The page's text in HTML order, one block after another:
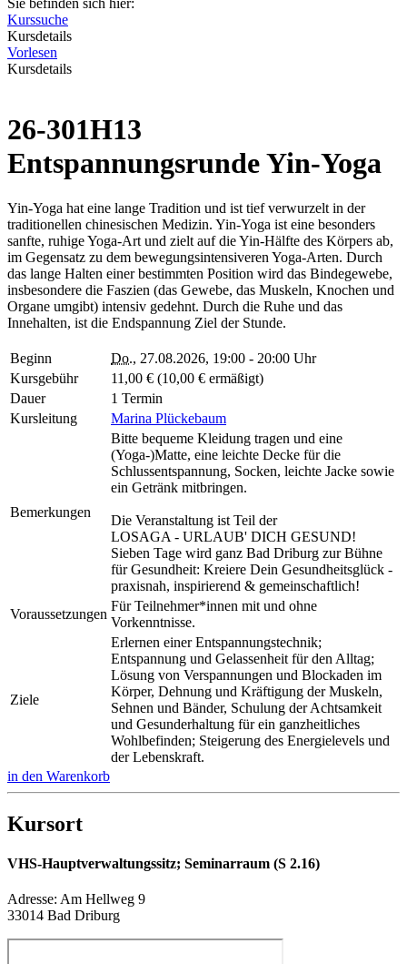
Sie befinden sich hier:
Kurssuche
Kursdetails
Vorlesen
Kursdetails
26-301H13
Entspannungsrunde Yin-Yoga
Yin-Yoga hat eine lange Tradition und ist tief verwurzelt in der
traditionellen chinesischen Medizin. Yin-Yoga ist eine besonders
sanfte, ruhige Yoga-Art und zielt auf die Yin-Hälfte des Körpers ab,
im Gegensatz zu dem bewegungsintensiveren Yoga-Arten. Durch
das lange Halten einer bestimmten Position wird das Bindegewebe,
insbesondere die Faszien (das Gewebe, das Muskeln, Knochen und
Organe umgibt) intensiv gedehnt. Durch die Ruhe und das
Innehalten, ist die Endspannung Ziel der Stunde.
Beginn Do., 27.08.2026, 19:00 - 20:00 Uhr
Kursgebühr
11,00 € (10,00 € ermäßigt)
Dauer
1 Termin
Kursleitung
Marina Plückebaum
Bemerkungen
Bitte bequeme Kleidung tragen und eine
(Yoga-)Matte, eine leichte Decke für die
Schlussentspannung, Socken, leichte Jacke sowie
ein Getränk mitbringen.
Die Veranstaltung ist Teil der
LOSAGA - URLAUB' DICH GESUND!
Sieben Tage wird ganz Bad Driburg zur Bühne
für Gesundheit: Kreiere Dein Gesundheitsglück -
praxisnah, inspirierend & gemeinschaftlich!
Voraussetzungen
Für Teilnehmer*innen mit und ohne
Vorkenntnisse.
Ziele
Erlernen einer Entspannungstechnik;
Entspannung und Gelassenheit für den Alltag;
Lösung von Verspannungen und Blockaden im
Körper, Dehnung und Kräftigung der Muskeln,
Sehnen und Bänder, Schulung der Achtsamkeit
und Gesunderhaltung für ein ganzheitliches
Wohlbefinden; Steigerung des Energielevels und
der Lebenskraft.
in den Warenkorb
Kursort
VHS-Hauptverwaltungssitz; Seminarraum (S 2.16)
Adresse: Am Hellweg 9
33014 Bad Driburg